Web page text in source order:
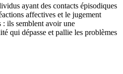
ayant des contacts épisodiques
affectives et le jugement
ils semblent avoir une
qui dépasse et pallie les problèmes